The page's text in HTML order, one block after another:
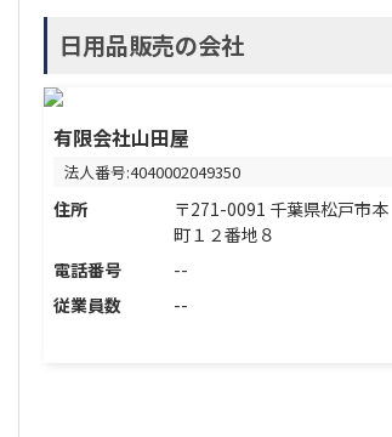
日用品販売の会社
有限会社山田屋
法人番号:4040002049350
住所
〒271-0091 千葉県松戸市本
町１２番地８
電話番号
--
従業員数
--